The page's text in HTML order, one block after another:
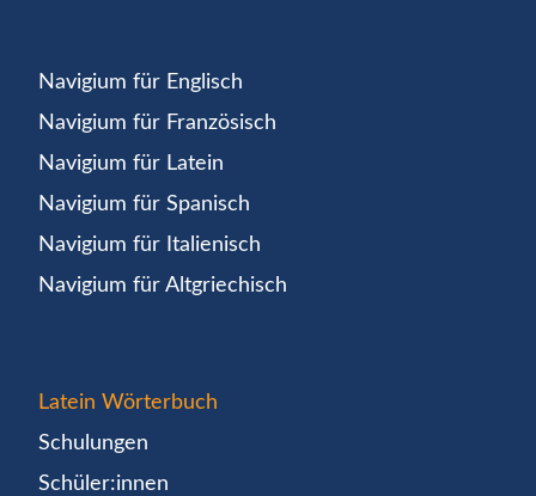
Navigium für Englisch
Navigium für Französisch
Navigium für Latein
Navigium für Spanisch
Navigium für Italienisch
Navigium für Altgriechisch
Latein Wörterbuch
Schulungen
Schüler:innen